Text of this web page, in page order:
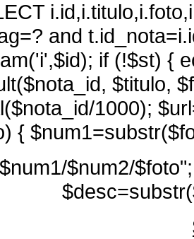
and
if (!$st) {
$titulo,
1000);
{
$num2/